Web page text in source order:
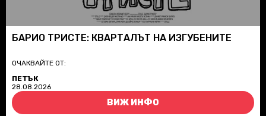
БАРИО ТРИСТЕ: КВАРТАЛЪТ НА ИЗГУБЕНИТЕ
ОЧАКВАЙТЕ ОТ:
ПЕТЪК
28.08.2026
ВИЖ ИНФО